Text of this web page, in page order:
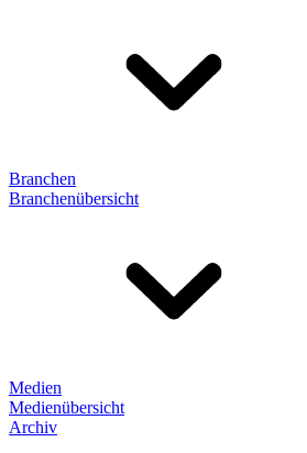
Branchen
Branchenübersicht
Medien
Medienübersicht
Archiv